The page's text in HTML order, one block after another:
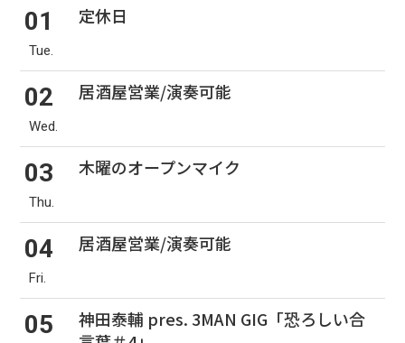
CONTACT
01
Tue.
定休日
02
Wed.
居酒屋営業/演奏可能
03
Thu.
木曜のオープンマイク
04
Fri.
居酒屋営業/演奏可能
05
神田泰輔 pres. 3MAN GIG「恐ろしい合